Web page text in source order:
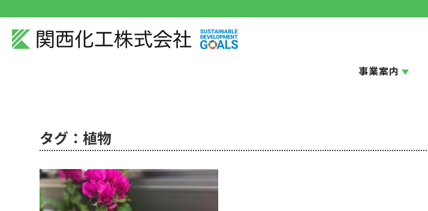
事業案内
タグ：植物